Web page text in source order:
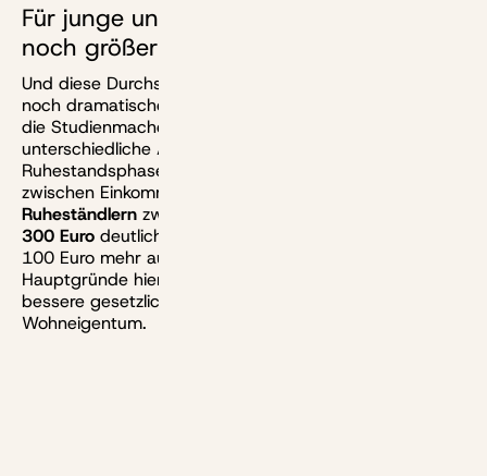
Für junge und aktive Alte ist die Lücke
noch größer
Und diese Durchschnittszahlen verschleiern die teils
noch dramatischere Lage in Einzelfällen. Daher gehen
die Studienmacher ins Detail, blicken beispielsweise auf
unterschiedliche Altersgruppen beziehungsweise
Ruhestandsphasen. Ergebnis hier: Die Differenz
zwischen Einkommen und Ausgaben ist
Ruheständlern zwischen 60 und 69 Jahren mit rund
300 Euro deutlich größer als bei den Älteren, die bloß
100 Euro mehr ausgeben als sie einnehmen.
Hauptgründe hier: Die Älteren haben insgesamt eine
bessere gesetzliche Versorgung und besitzen öfter
Wohneigentum.